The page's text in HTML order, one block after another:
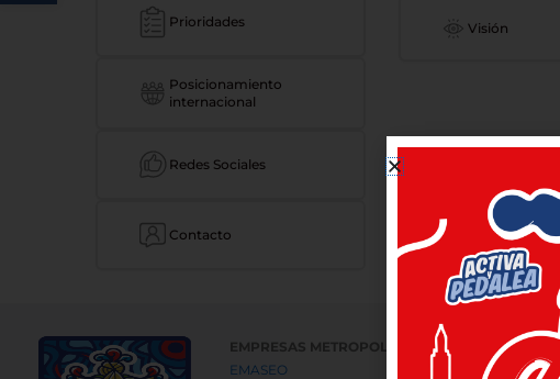
Prioridades
Posicionamiento
internacional
Redes Sociales
Contacto
Visión
EMPRESAS METROPOLITANAS
EMASEO